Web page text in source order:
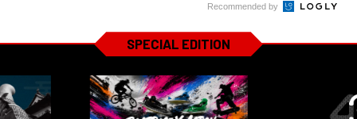
Recommended by
SPECIAL EDITION